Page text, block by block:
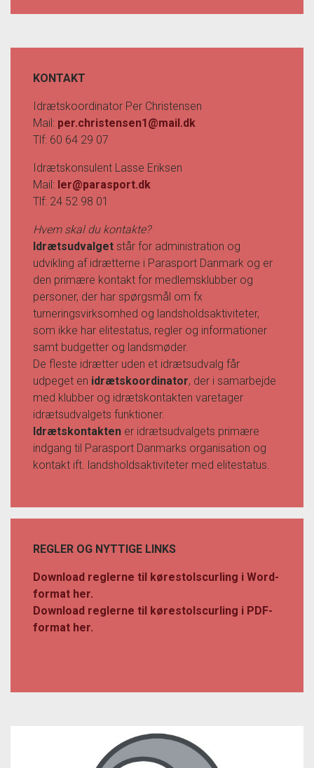
KONTAKT
Idrætskoordinator Per Christensen
Mail: per.christensen1@mail.dk
Tlf: 60 64 29 07
Idrætskonsulent Lasse Eriksen
Mail: ler@parasport.dk
Tlf: 24 52 98 01
Hvem skal du kontakte?
Idrætsudvalget står for administration og
udvikling af idrætterne i Parasport Danmark og er
den primære kontakt for medlemsklubber og
personer, der har spørgsmål om fx
turneringsvirksomhed og landsholdsaktiviteter,
som ikke har elitestatus, regler og informationer
samt budgetter og landsmøder.
De fleste idrætter uden et idrætsudvalg får
udpeget en idrætskoordinator, der i samarbejde
med klubber og idrætskontakten varetager
idrætsudvalgets funktioner.
Idrætskontakten er idrætsudvalgets primære
indgang til Parasport Danmarks organisation og
kontakt ift. landsholdsaktiviteter med elitestatus.
REGLER OG NYTTIGE LINKS
Download reglerne til kørestolscurling i Word-
format her.
Download reglerne til kørestolscurling i PDF-
format her.